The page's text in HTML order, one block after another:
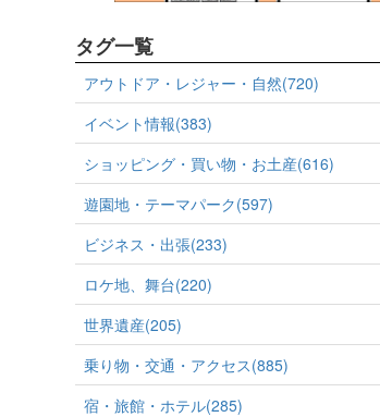
タグ一覧
アウトドア・レジャー・自然(720)
イベント情報(383)
ショッピング・買い物・お土産(616)
遊園地・テーマパーク(597)
ビジネス・出張(233)
ロケ地、舞台(220)
世界遺産(205)
乗り物・交通・アクセス(885)
宿・旅館・ホテル(285)